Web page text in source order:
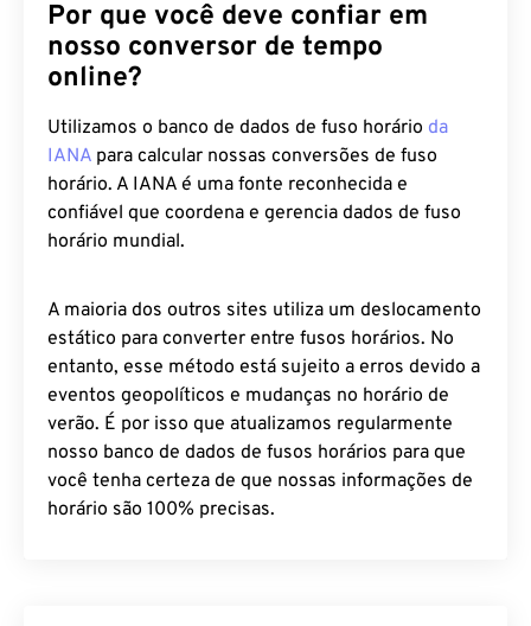
Por que você deve confiar em
nosso conversor de tempo
online?
Utilizamos o banco de dados de fuso horário da
IANA para calcular nossas conversões de fuso
horário. A IANA é uma fonte reconhecida e
confiável que coordena e gerencia dados de fuso
horário mundial.
A maioria dos outros sites utiliza um deslocamento
estático para converter entre fusos horários. No
entanto, esse método está sujeito a erros devido a
eventos geopolíticos e mudanças no horário de
verão. É por isso que atualizamos regularmente
nosso banco de dados de fusos horários para que
você tenha certeza de que nossas informações de
horário são 100% precisas.